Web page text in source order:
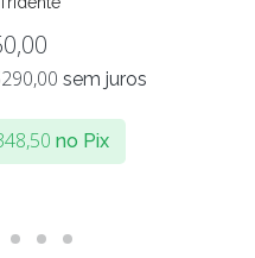
CARRINHO
290,00 sem juros
no Pix